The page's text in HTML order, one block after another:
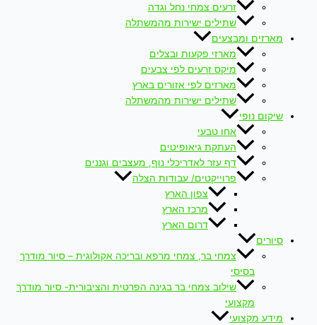
זרעים צמחי נחל וגדה
שתילים ישירות מהמשתלה
מארזים ומבצעים
מארזי פקעות ובצלים
מיקס זרעים לפי צבעים
מארזים לפי אזורים בארץ
שתילים ישירות מהמשתלה
שיקום נופי
אחו טבעי
העתקת גיאופיטים
דף עזר לאדריכלי נוף, מעצבים וגננים
פרוייקטים/ עבודות הצלה
צפון הארץ
מרכז הארץ
דרום הארץ
סיורים
צמחי בר, צמחי מרפא ובריכה אקולוגית – סיור מודרך
בסיסי
שילוב צמחי בר בגינה הפרטית והציבורית- סיור מודרך
מקצועי
מידע מקצועי